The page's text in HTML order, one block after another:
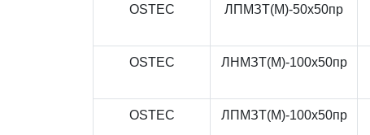
OSTEC ЛПМЗТ(М)-50x50пр
OSTEC ЛНМЗТ(М)-100x50пр
OSTEC ЛПМЗТ(М)-100x50пр